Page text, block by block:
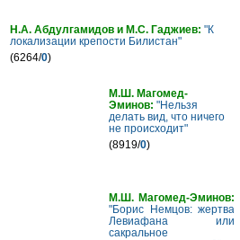
Н.А. Абдулгамидов и М.С. Гаджиев: "К
локализации крепости Билистан"
(6264/0)
М.Ш. Магомед-
Эминов: "Нельзя
делать вид, что ничего
не происходит"
(8919/0)
М.Ш. Магомед-Эминов:
"Борис Немцов: жертва
Левиафана или
сакральное